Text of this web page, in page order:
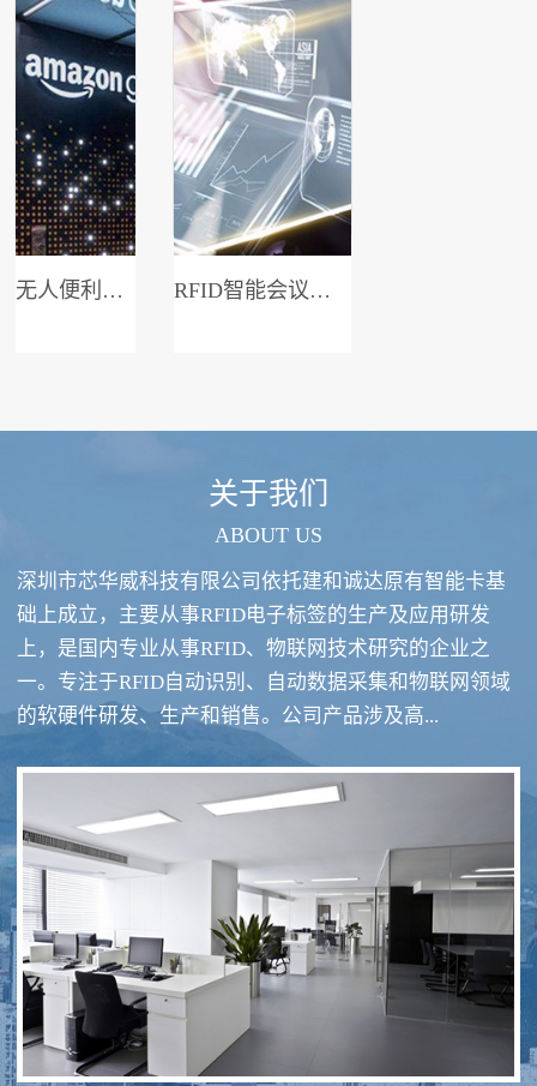
无人便利店系统 RFID智能会议签到系统
RFID酒类防伪系统方案 RFID智慧食堂系统
关于我们
ABOUT US
深圳市芯华威科技有限公司依托建和诚达原有智能卡基
础上成立，主要从事RFID电子标签的生产及应用研发
上，是国内专业从事RFID、物联网技术研究的企业之
一。专注于RFID自动识别、自动数据采集和物联网领域
的软硬件研发、生产和销售。公司产品涉及高...